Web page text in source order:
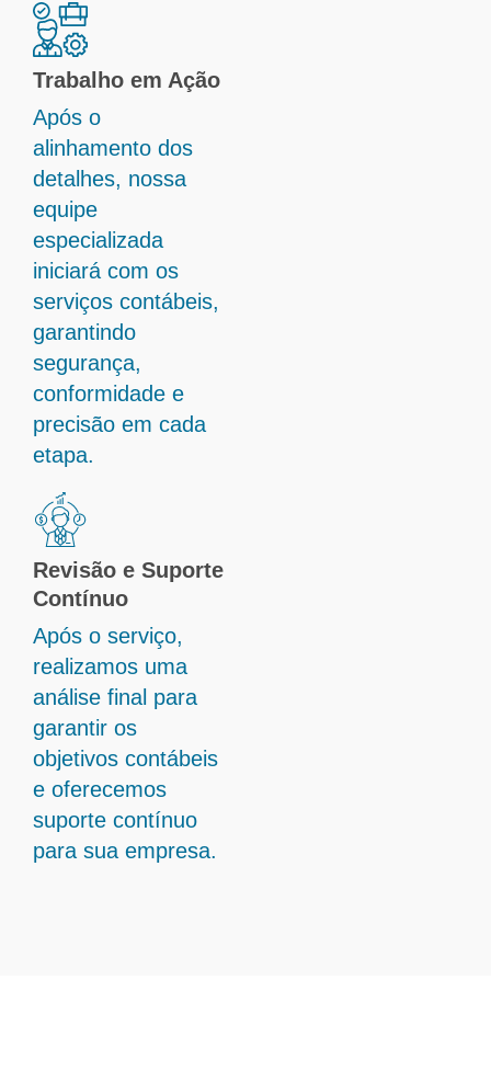
Trabalho em Ação
Após o
alinhamento dos
detalhes, nossa
equipe
especializada
iniciará com os
serviços contábeis,
garantindo
segurança,
conformidade e
precisão em cada
etapa.
Revisão e Suporte
Contínuo
Após o serviço,
realizamos uma
análise final para
garantir os
objetivos contábeis
e oferecemos
suporte contínuo
para sua empresa.